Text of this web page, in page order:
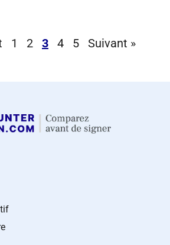
1 2 3 4 5 Suivant »